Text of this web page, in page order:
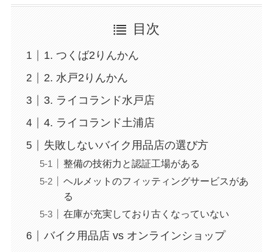
目次
1. つくば2りんかん
2. 水戸2りんかん
3. ライコランド水戸店
4. ライコランド土浦店
失敗しないバイク用品店の選び方
整備の技術力と認証工場がある
ヘルメットのフィッティングサービスがあ
る
在庫が充実しており古くなっていない
バイク用品店 vs オンラインショップ